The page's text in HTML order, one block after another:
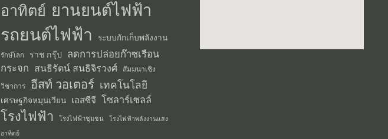
อาทิตย์ ยานยนต์ไฟฟ้า
รถยนต์ไฟฟ้า ระบบกักเก็บพลังงาน
รักษ์โลก ราช กรุ๊ป
ลดการปล่อยก๊าซเรือน
กระจก สนธิรัตน์ สนธิจิรวงศ์ สัมมนาเชิง
วิชาการ อีสท์ วอเตอร์ เทคโนโลยี
เศรษฐกิจหมุนเวียน เอสซีจี โซลาร์เซลล์
โรงไฟฟ้า โรงไฟฟ้าชุมชน
โรงไฟฟ้าพลังงานแสง
อาทิตย์